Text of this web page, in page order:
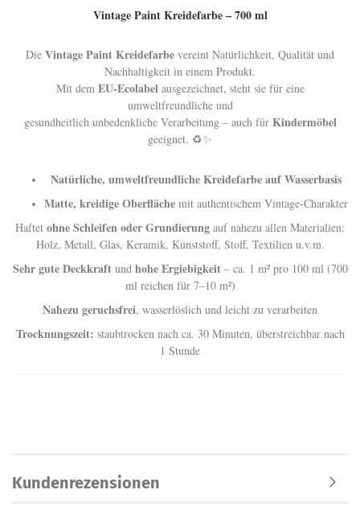
Vintage Paint Kreidefarbe – 700 ml
Die Vintage Paint Kreidefarbe vereint Natürlichkeit, Qualität und
Nachhaltigkeit in einem Produkt.
Mit dem EU-Ecolabelausgezeichnet, steht sie für eine
umweltfreundliche und
gesundheitlich unbedenkliche Verarbeitung – auch für Kindermöbel
geeignet. ♻️✨
Natürliche, umweltfreundliche Kreidefarbe auf Wasserbasis
Matte, kreidige Oberfläche mit authentischem Vintage-Charakter
Haftet ohne Schleifen oder Grundierung auf nahezu allen Materialien:
Holz, Metall, Glas, Keramik, Kunststoff, Stoff, Textilien u.v.m.
Sehr gute Deckkraftund hohe Ergiebigkeit– ca. 1 m² pro 100 ml (700
ml reichen für 7–10 m²)
Nahezu geruchsfrei, wasserlöslich und leicht zu verarbeiten
Trocknungszeit: staubtrocken nach ca. 30 Minuten, überstreichbar nach
1 Stunde
Kundenrezensionen